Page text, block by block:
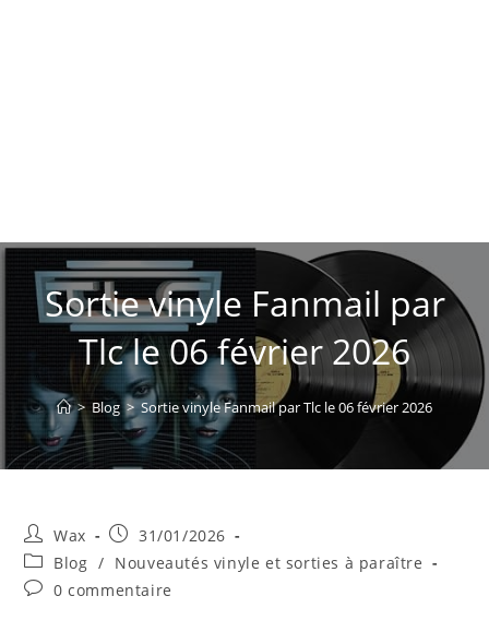
Sortie vinyle Fanmail par
Tlc le 06 février 2026
> Blog > Sortie vinyle Fanmail par Tlc le 06 février 2026
Auteur/autrice
de
la
publication :
Wax
Publication
publiée :
31/01/2026
Post
category:
Blog / Nouveautés vinyle et sorties à paraître
Commentaires
0 commentaire